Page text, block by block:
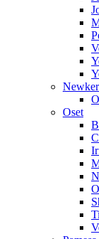
Newker
Oset